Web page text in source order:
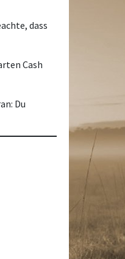
dass
Cash
Du